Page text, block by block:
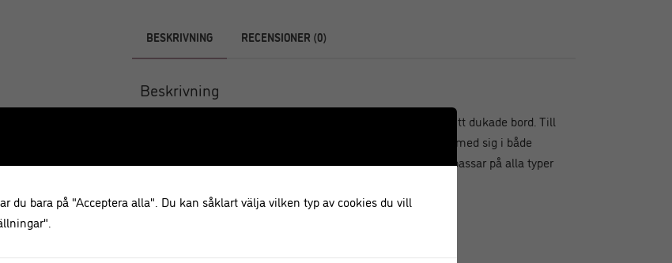
BESKRIVNING RECENSIONER (0)
Beskrivning
Praktisk och när vinkylare i rostfritt stål som är elegant på ditt dukade bord. Till
vinkylaren behövs igen extra is, vilket gör den smidig att ha med sig i både
husbilen och båten. Även perfekt för det mindre hushållet, passar på alla typer
Höjd: 19,5 cm
du bara på "Acceptera alla". Du kan såklart välja vilken typ av cookies du vill